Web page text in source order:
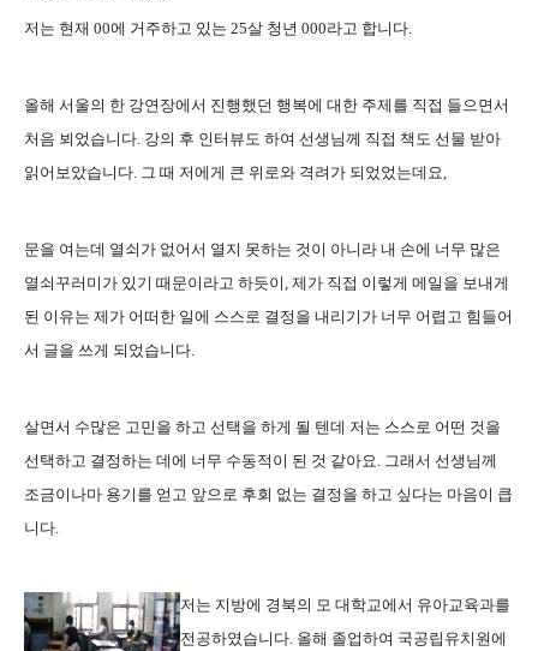
저는 현재 00에 거주하고 있는 25살 청년 000라고 합니다.
올해 서울의 한 강연장에서 진행했던 행복에 대한 주제를 직접 들으면서
처음 뵈었습니다. 강의 후 인터뷰도 하여 선생님께 직접 책도 선물 받아
읽어보았습니다. 그 때 저에게 큰 위로와 격려가 되었었는데요,
문을 여는데 열쇠가 없어서 열지 못하는 것이 아니라 내 손에 너무 많은
열쇠꾸러미가 있기 때문이라고 하듯이, 제가 직접 이렇게 메일을 보내게
된 이유는 제가 어떠한 일에 스스로 결정을 내리기가 너무 어렵고 힘들어
서 글을 쓰게 되었습니다.
살면서 수많은 고민을 하고 선택을 하게 될 텐데 저는 스스로 어떤 것을
선택하고 결정하는 데에 너무 수동적이 된 것 같아요. 그래서 선생님께
조금이나마 용기를 얻고 앞으로 후회 없는 결정을 하고 싶다는 마음이 큽
니다.
저는 지방에 경북의 모 대학교에서 유아교육과를
전공하였습니다. 올해 졸업하여 국공립유치원에